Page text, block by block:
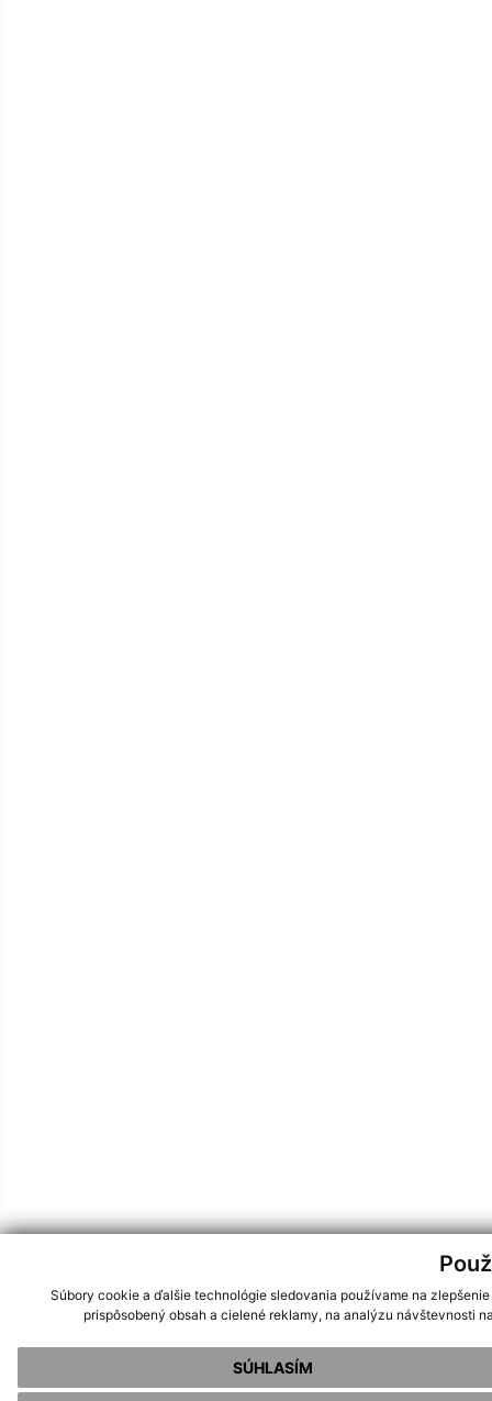
Súbory cookie a ďalšie technológie sledovania používame na
prispôsobený obsah a cielené reklamy, na analýzu návštevnosti
SÚHLASÍM